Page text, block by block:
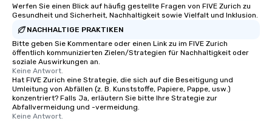
Werfen Sie einen Blick auf häufig gestellte Fragen von FIVE Zurich zu
Gesundheit und Sicherheit, Nachhaltigkeit sowie Vielfalt und Inklusion.
NACHHALTIGE PRAKTIKEN
Bitte geben Sie Kommentare oder einen Link zu im FIVE Zurich
öffentlich kommunizierten Zielen/Strategien für Nachhaltigkeit oder
soziale Auswirkungen an.
Keine Antwort.
Hat FIVE Zurich eine Strategie, die sich auf die Beseitigung und
Umleitung von Abfällen (z. B. Kunststoffe, Papiere, Pappe, usw.)
konzentriert? Falls Ja, erläutern Sie bitte Ihre Strategie zur
Abfallvermeidung und -vermeidung.
Keine Antwort.